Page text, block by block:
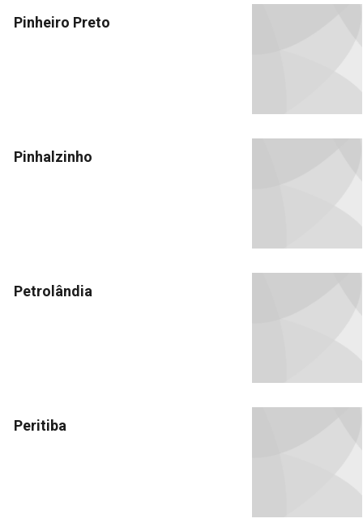
Pinheiro Preto
Pinhalzinho
Petrolândia
Peritiba